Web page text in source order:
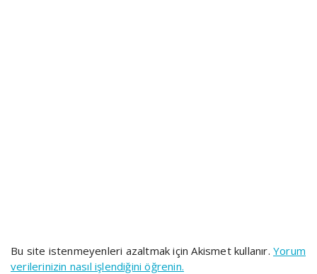
Bu site istenmeyenleri azaltmak için Akismet kullanır.Yorum
verilerinizin nasıl işlendiğini öğrenin.